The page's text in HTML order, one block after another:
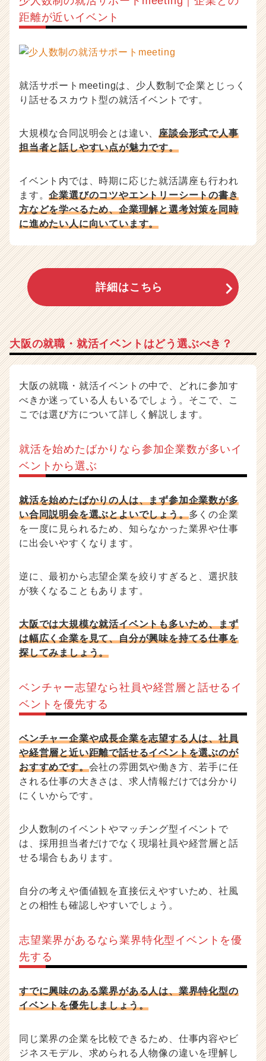
距離が近いイベント
就活サポートmeetingは、少人数制で企業とじっく
り話せるスカウト型の就活イベントです。
大規模な合同説明会とは違い、座談会形式で人事
担当者と話しやすい点が魅力です。
イベント内では、時期に応じた就活講座も行われ
ます。企業選びのコツやエントリーシートの書き
方などを学べるため、企業理解と選考対策を同時
に進めたい人に向いています。
詳細はこちら
大阪の就職・就活イベントはどう選ぶべき？
大阪の就職・就活イベントの中で、どれに参加す
べきか迷っている人もいるでしょう。そこで、こ
こでは選び方について詳しく解説します。
就活を始めたばかりなら参加企業数が多いイ
ベントから選ぶ
就活を始めたばかりの人は、まず参加企業数が多
い合同説明会を選ぶとよいでしょう。多くの企業
を一度に見られるため、知らなかった業界や仕事
に出会いやすくなります。
逆に、最初から志望企業を絞りすぎると、選択肢
が狭くなることもあります。
大阪では大規模な就活イベントも多いため、まず
は幅広く企業を見て、自分が興味を持てる仕事を
探してみましょう。
ベンチャー志望なら社員や経営層と話せるイ
ベントを優先する
ベンチャー企業や成長企業を志望する人は、社員
や経営層と近い距離で話せるイベントを選ぶのが
おすすめです。会社の雰囲気や働き方、若手に任
される仕事の大きさは、求人情報だけでは分かり
にくいからです。
少人数制のイベントやマッチング型イベントで
は、採用担当者だけでなく現場社員や経営層と話
せる場合もあります。
自分の考えや価値観を直接伝えやすいため、社風
との相性も確認しやすいでしょう。
志望業界があるなら業界特化型イベントを優
先する
すでに興味のある業界がある人は、業界特化型の
イベントを優先しましょう。
同じ業界の企業を比較できるため、仕事内容やビ
ジネスモデル、求められる人物像の違いを理解し